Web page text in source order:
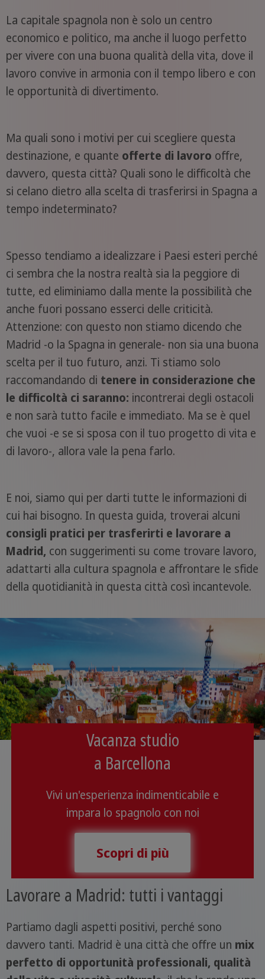
La capitale spagnola non è solo un centro
economico e politico, ma anche il luogo perfetto
per vivere con una buona qualità della vita, dove il
lavoro convive in armonia con il tempo libero e con
le opportunità di divertimento.
Ma quali sono i motivi per cui scegliere questa
destinazione, e quante offerte di lavoro offre,
davvero, questa città? Quali sono le difficoltà che
si celano dietro alla scelta di trasferirsi in Spagna a
tempo indeterminato?
Spesso tendiamo a idealizzare i Paesi esteri perché
ci sembra che la nostra realtà sia la peggiore di
tutte, ed eliminiamo dalla mente la possibilità che
anche fuori possano esserci delle criticità.
Attenzione: con questo non stiamo dicendo che
Madrid -o la Spagna in generale- non sia una buona
scelta per il tuo futuro, anzi. Ti stiamo solo
raccomandando di tenere in considerazione che
le difficoltà ci saranno: incontrerai degli ostacoli
e non sarà tutto facile e immediato. Ma se è quel
che vuoi -e se si sposa con il tuo progetto di vita e
di lavoro-, allora vale la pena farlo.
E noi, siamo qui per darti tutte le informazioni di
cui hai bisogno. In questa guida, troverai alcuni
consigli pratici per trasferirti e lavorare a
Madrid, con suggerimenti su come trovare lavoro,
adattarti alla cultura spagnola e affrontare le sfide
della quotidianità in questa città così incantevole.
Vacanza studio
a Barcellona
Vivi un'esperienza indimenticabile e
impara lo spagnolo con noi
Scopri di più
Lavorare a Madrid: tutti i vantaggi
Partiamo dagli aspetti positivi, perché sono
davvero tanti. Madrid è una città che offre un mix
perfetto di opportunità professionali, qualità